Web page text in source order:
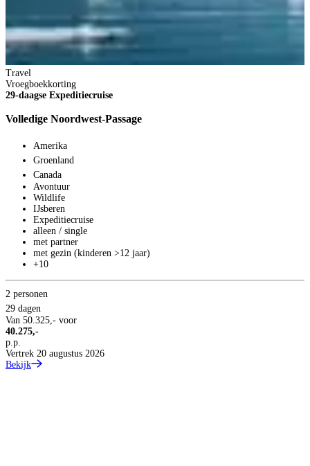
Travel
Vroegboekkorting
29-daagse Expeditiecruise
Volledige Noordwest-Passage
Amerika
Groenland
Canada
Avontuur
Wildlife
IJsberen
Expeditiecruise
alleen / single
met partner
met gezin (kinderen >12 jaar)
+10
2 personen
29 dagen
Van 50.325,- voor
40.275,-
p.p.
Vertrek 20 augustus 2026
Bekijk